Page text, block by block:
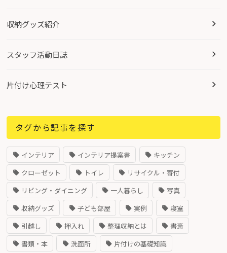
収納グッズ紹介
スタッフ活動日誌
片付け心理テスト
タグから記事を探す
インテリア インテリア提案書
キッチン
クローゼット
トイレ
リサイクル・寄付
リビング・ダイニング
一人暮らし
写真
収納グッズ
子ども部屋 実例
寝室
引越し
押入れ 整理収納とは
書斎
書類・本
洗面所 片付けの基礎知識